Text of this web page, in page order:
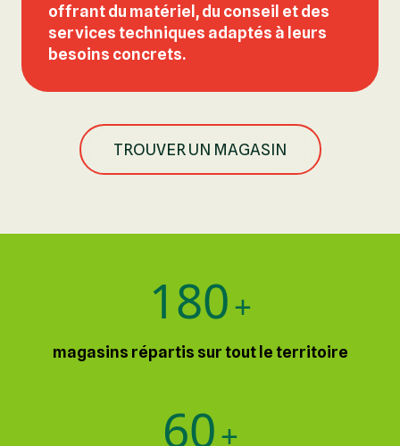
offrant du matériel, du conseil et des
services techniques adaptés à leurs
besoins concrets.
TROUVER UN MAGASIN
180+
magasins répartis sur tout le territoire
60+